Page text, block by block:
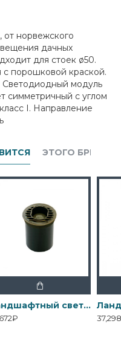
норвежского
дачных
для стоек ø50.
порошковой краской.
Светодиодный модуль
симметричный с углом
I. Направление
ЭТОГО БРЕНДА
Ландшафтный свет Elstead Exterior, Арт. GZ-BRONZE14